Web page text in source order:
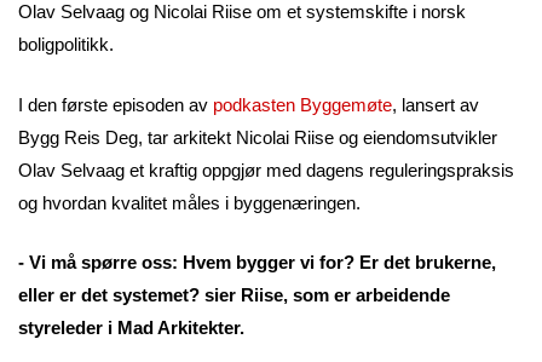
Olav Selvaag og Nicolai Riise om et systemskifte i norsk
boligpolitikk.
I den første episoden av podkasten Byggemøte, lansert av
Bygg Reis Deg, tar arkitekt Nicolai Riise og eiendomsutvikler
Olav Selvaag et kraftig oppgjør med dagens reguleringspraksis
og hvordan kvalitet måles i byggenæringen.
- Vi må spørre oss: Hvem bygger vi for? Er det brukerne,
eller er det systemet? sier Riise, som er arbeidende
styreleder i Mad Arkitekter.